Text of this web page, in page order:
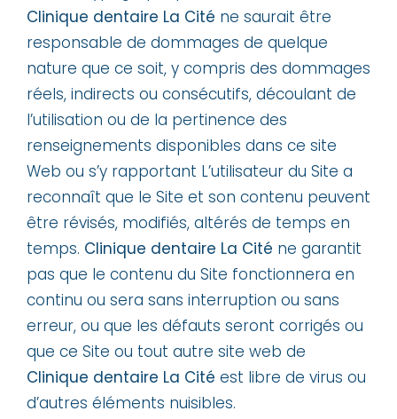
Clinique dentaire La Cité ne saurait être
responsable de dommages de quelque
nature que ce soit, y compris des dommages
réels, indirects ou consécutifs, découlant de
l’utilisation ou de la pertinence des
renseignements disponibles dans ce site
Web ou s’y rapportant L’utilisateur du Site a
reconnaît que le Site et son contenu peuvent
être révisés, modifiés, altérés de temps en
temps. Clinique dentaire La Cité ne garantit
pas que le contenu du Site fonctionnera en
continu ou sera sans interruption ou sans
erreur, ou que les défauts seront corrigés ou
que ce Site ou tout autre site web de
Clinique dentaire La Cité est libre de virus ou
d’autres éléments nuisibles.